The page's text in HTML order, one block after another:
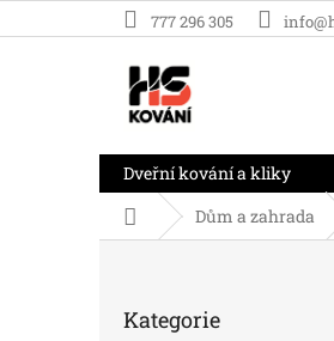
na
777 296 305
Dveřní kování a kliky
Domů Dům a zahrada
kategorie
Kategorie